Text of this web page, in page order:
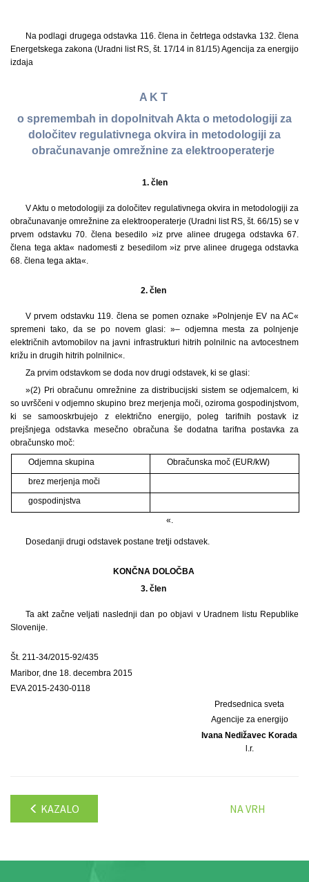
Na podlagi drugega odstavka 116. člena in četrtega odstavka 132. člena
Energetskega zakona (Uradni list RS, št. 17/14 in 81/15) Agencija za energijo
izdaja
A K T
o spremembah in dopolnitvah Akta o metodologiji za
določitev regulativnega okvira in metodologiji za
obračunavanje omrežnine za elektrooperaterje
1. člen
V Aktu o metodologiji za določitev regulativnega okvira in metodologiji za
obračunavanje omrežnine za elektrooperaterje (Uradni list RS, št. 66/15) se v
prvem odstavku 70. člena besedilo »iz prve alinee drugega odstavka 67.
člena tega akta« nadomesti z besedilom »iz prve alinee drugega odstavka
68. člena tega akta«.
2. člen
V prvem odstavku 119. člena se pomen oznake »Polnjenje EV na AC«
spremeni tako, da se po novem glasi: »– odjemna mesta za polnjenje
električnih avtomobilov na javni infrastrukturi hitrih polnilnic na avtocestnem
križu in drugih hitrih polnilnic«.
Za prvim odstavkom se doda nov drugi odstavek, ki se glasi:
»(2) Pri obračunu omrežnine za distribucijski sistem se odjemalcem, ki
so uvrščeni v odjemno skupino brez merjenja moči, oziroma gospodinjstvom,
ki se samooskrbujejo z električno energijo, poleg tarifnih postavk iz
prejšnjega odstavka mesečno obračuna še dodatna tarifna postavka za
obračunsko moč:
Odjemna skupina
Obračunska moč (EUR/kW)
brez merjenja moči
gospodinjstva
«.
Dosedanji drugi odstavek postane tretji odstavek.
KONČNA DOLOČBA
3. člen
Ta akt začne veljati naslednji dan po objavi v Uradnem listu Republike
Slovenije.
Št. 211-34/2015-92/435
Maribor, dne 18. decembra 2015
EVA 2015-2430-0118
Predsednica sveta
Agencije za energijo
Ivana Nedižavec Korada
l.r.
KAZALO NA VRH